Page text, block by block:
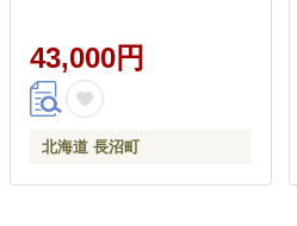
43,000円
北海道 長沼町